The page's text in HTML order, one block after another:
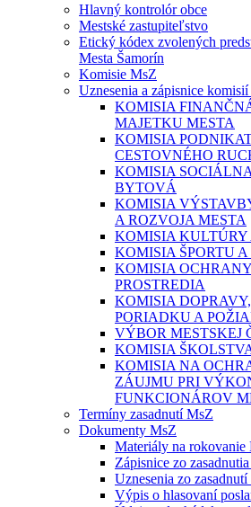
Hlavný kontrolór obce
Mestské zastupiteľstvo
Etický kódex zvolených
Mesta Šamorín
Komisie MsZ
Uznesenia a zápisnice
KOMISIA
MAJETKU MESTA
KOMISIA
CESTOVNÉHO
KOMISIA
BYTOVÁ
KOMISIA
A ROZVOJA MESTA
KOMISIA
KOMISIA ŠPORTU
KOMISIA
PROSTREDIA
KOMISIA
PORIADKU A
VÝBOR MESTSKEJ
KOMISIA
KOMISIA NA
ZÁUJMU PRI
FUNKCIONÁROV
Termíny zasadnutí MsZ
Dokumenty MsZ
Materiály na rokovanie
Zápisnice zo
Uznesenia zo
Výpis o hlasovaní